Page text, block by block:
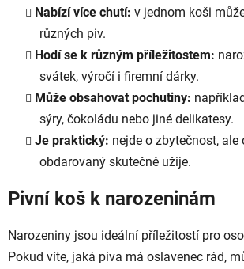
Nabízí více chutí: v jednom koši
různých piv.
Hodí se k různým příležitostem:
svátek, výročí i firemní dárky.
Může obsahovat pochutiny:
sýry, čokoládu nebo jiné delikatesy.
Je praktický: nejde o zbytečnost, ale
obdarovaný skutečně užije.
Pivní koš k narozeninám
Narozeniny jsou ideální příležitostí pro
Pokud víte, jaká piva má oslavenec rád,